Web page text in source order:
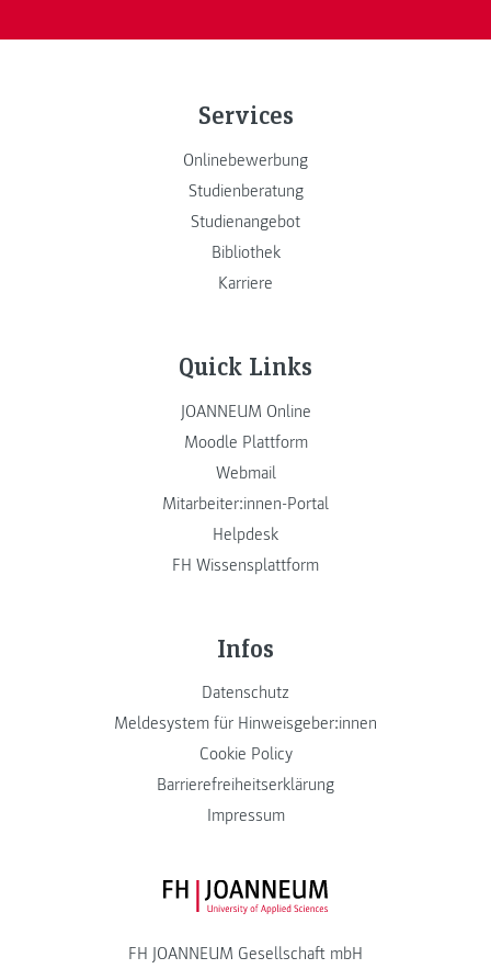
Services
Onlinebewerbung
Studienberatung
Studienangebot
Bibliothek
Karriere
Quick Links
JOANNEUM Online
Moodle Plattform
Webmail
Mitarbeiter:innen-Portal
Helpdesk
FH Wissensplattform
Infos
Datenschutz
Meldesystem für Hinweisgeber:innen
Cookie Policy
Barrierefreiheitserklärung
Impressum
FH JOANNEUM Logo
FH JOANNEUM Gesellschaft mbH